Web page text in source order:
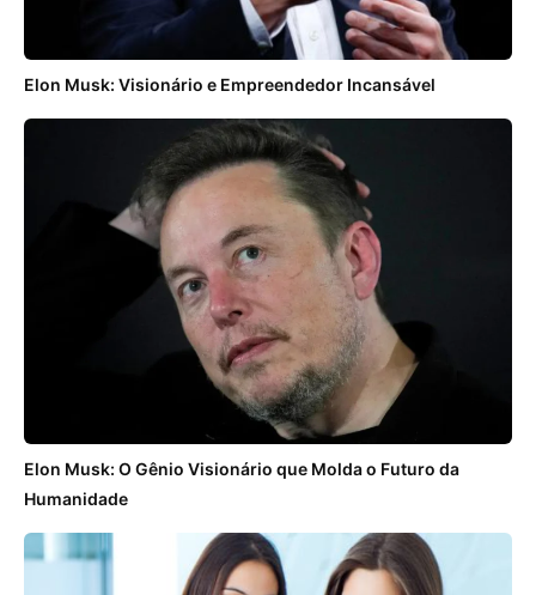
Elon Musk: Visionário e Empreendedor Incansável
Elon Musk: O Gênio Visionário que Molda o Futuro da
Humanidade